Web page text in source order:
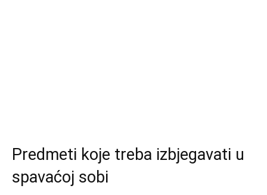
Predmeti koje treba izbjegavati u
spavaćoj sobi